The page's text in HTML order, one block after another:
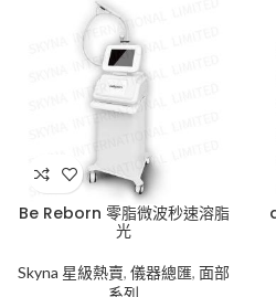
Be Reborn 零脂微波秒速溶脂
光
Skyna 星級熱賣, 儀器總匯, 面部
系列